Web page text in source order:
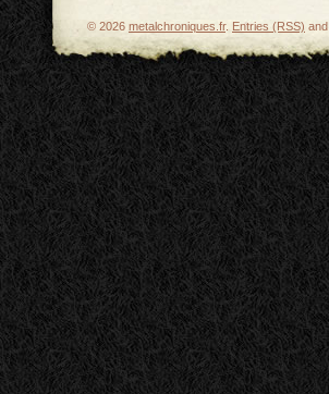
© 2026 metalchroniques.fr. Entries (RSS) and